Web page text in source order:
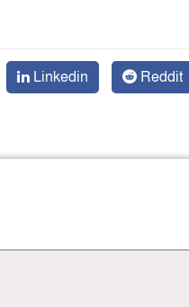
Linkedin Reddit